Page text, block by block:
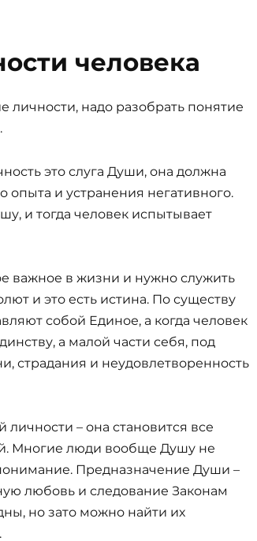
человека
личности, надо разобрать понятие
это слуга Души, она должна
опыта и устранения негативного.
и тогда человек испытывает
важное в жизни и нужно служить
и это есть истина. По существу
собой Единое, а когда человек
а малой части себя, под
страдания и неудовлетворенность
личности – она становится все
Многие люди вообще Душу не
Предназначение Души –
любовь и следование Законам
но зато можно найти их